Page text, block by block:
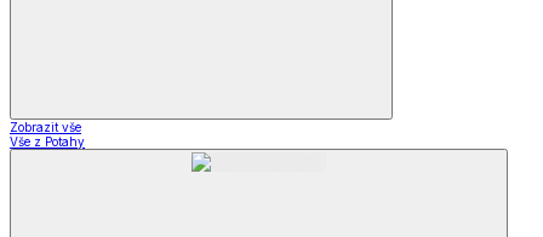
Zobrazit vše
Vše z Potahy